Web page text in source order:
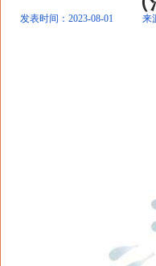
发表时间：2023-08-01 来